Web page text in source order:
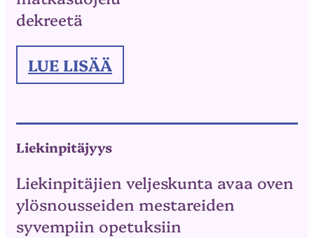
dekreetä
LUE LISÄÄ
Liekinpitäjyys
Liekinpitäjien veljeskunta avaa oven
ylösnousseiden mestareiden
syvempiin opetuksiin